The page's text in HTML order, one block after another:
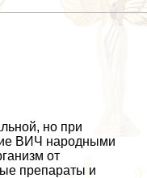
но при
ВИЧ народными
от
препараты и